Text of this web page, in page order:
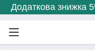
Додаткова знижка